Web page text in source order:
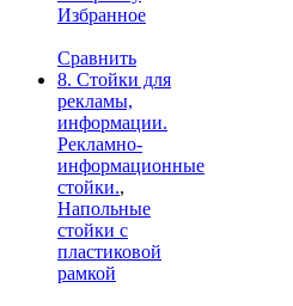
Избранное
Сравнить
8. Стойки для
рекламы,
информации.
Рекламно-
информационные
стойки.,
Напольные
стойки с
пластиковой
рамкой